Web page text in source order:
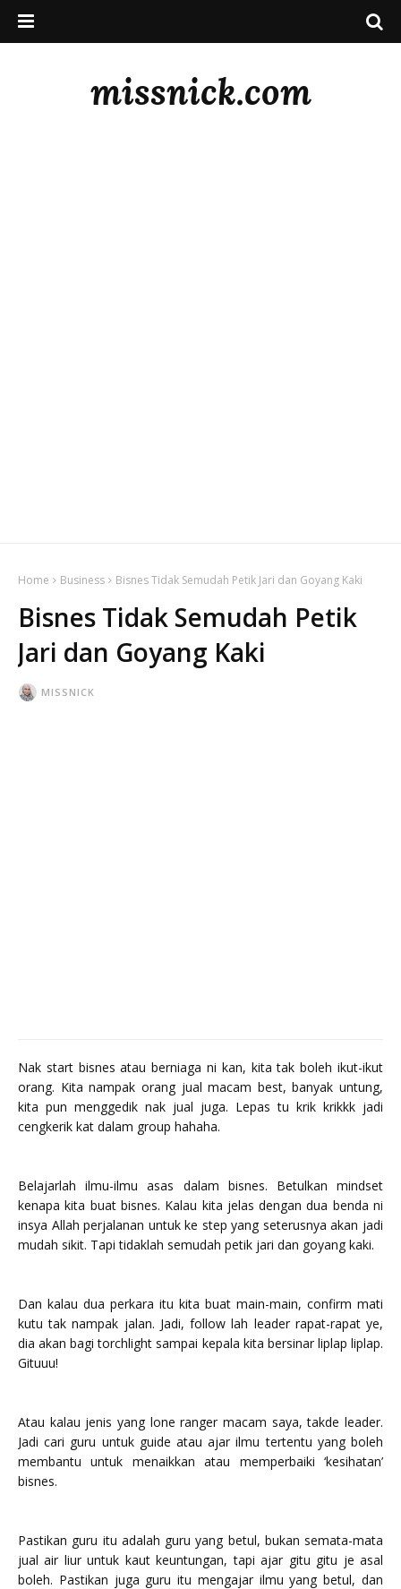
missnick.com
Home Business Bisnes Tidak Semudah Petik Jari dan Goyang Kaki
Bisnes Tidak Semudah Petik
Jari dan Goyang Kaki
MISSNICK
Nak start bisnes atau berniaga ni kan, kita tak boleh ikut-ikut
orang. Kita nampak orang jual macam best, banyak untung,
kita pun menggedik nak jual juga. Lepas tu krik krikkk jadi
cengkerik kat dalam group hahaha.
Belajarlah ilmu-ilmu asas dalam bisnes. Betulkan mindset
kenapa kita buat bisnes. Kalau kita jelas dengan dua benda ni
insya Allah perjalanan untuk ke step yang seterusnya akan jadi
mudah sikit. Tapi tidaklah semudah petik jari dan goyang kaki.
Dan kalau dua perkara itu kita buat main-main, confirm mati
kutu tak nampak jalan. Jadi, follow lah leader rapat-rapat ye,
dia akan bagi torchlight sampai kepala kita bersinar liplap liplap.
Gituuu!
Atau kalau jenis yang lone ranger macam saya, takde leader.
Jadi cari guru untuk guide atau ajar ilmu tertentu yang boleh
membantu untuk menaikkan atau memperbaiki ‘kesihatan’
bisnes.
Pastikan guru itu adalah guru yang betul, bukan semata-mata
jual air liur untuk kaut keuntungan, tapi ajar gitu gitu je asal
boleh. Pastikan juga guru itu mengajar ilmu yang betul, dan